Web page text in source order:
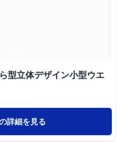
型立体デザイン小型ウエ
詳細を見る